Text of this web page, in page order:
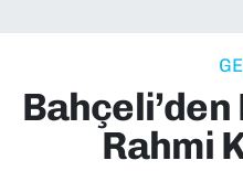
Rahmi
EKONOMİ
Süper Lig Puan
Tüm Manşetler